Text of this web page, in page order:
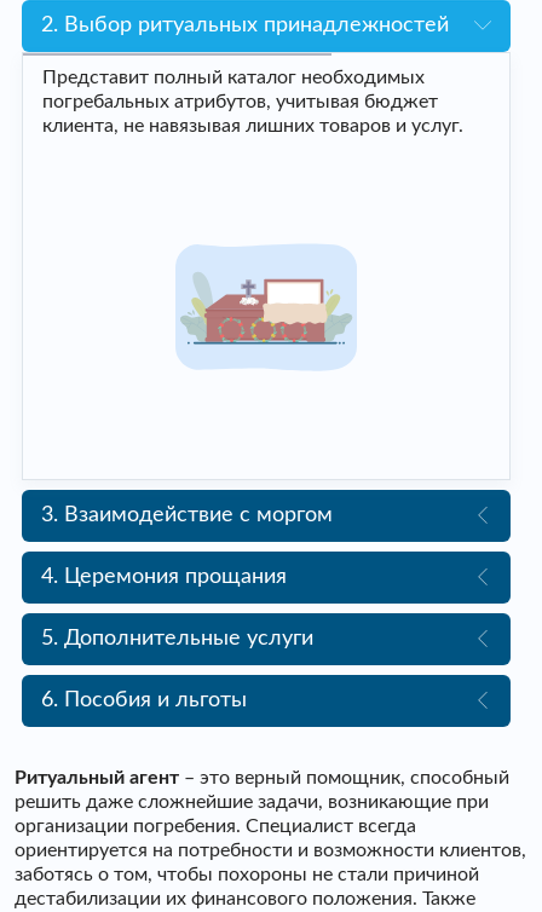
2. Выбор ритуальных принадлежностей
Представит полный каталог необходимых
погребальных атрибутов, учитывая бюджет
клиента, не навязывая лишних товаров и услуг.
3. Взаимодействие с моргом
4. Церемония прощания
5. Дополнительные услуги
6. Пособия и льготы
Ритуальный агент – это верный помощник, способный
решить даже сложнейшие задачи, возникающие при
организации погребения. Специалист всегда
ориентируется на потребности и возможности клиентов,
заботясь о том, чтобы похороны не стали причиной
дестабилизации их финансового положения. Также